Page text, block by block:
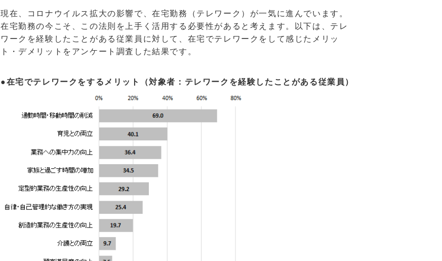
現在、コロナウイルス拡大の影響で、在宅勤務（テレワーク）が一気に進んでいます。
在宅勤務の今こそ、この法則を上手く活用する必要性があると考えます。以下は、テレ
ワークを経験したことがある従業員に対して、在宅でテレワークをして感じたメリッ
ト・デメリットをアンケート調査した結果です。
●在宅でテレワークをするメリット（対象者：テレワークを経験したことがある従業員）